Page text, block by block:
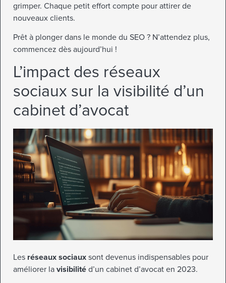
grimper. Chaque petit effort compte pour attirer de
nouveaux clients.
Prêt à plonger dans le monde du SEO ? N’attendez plus,
commencez dès aujourd’hui !
L’impact des réseaux
sociaux sur la visibilité d’un
cabinet d’avocat
Les réseaux sociaux sont devenus indispensables pour
améliorer la visibilité d’un cabinet d’avocat en 2023.